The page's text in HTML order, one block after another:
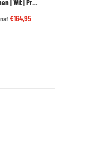
| Wit | Pro
€164,95